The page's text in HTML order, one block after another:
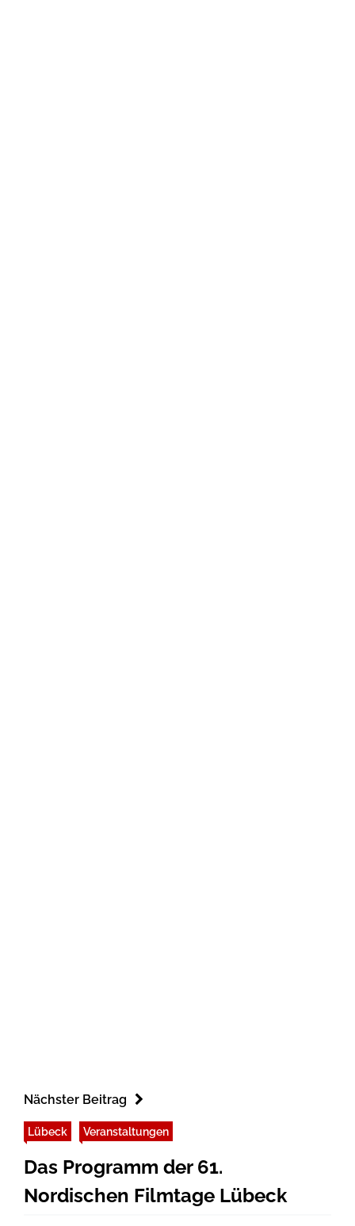
Nächster Beitrag
Lübeck Veranstaltungen
Das Programm der 61.
Nordischen Filmtage Lübeck